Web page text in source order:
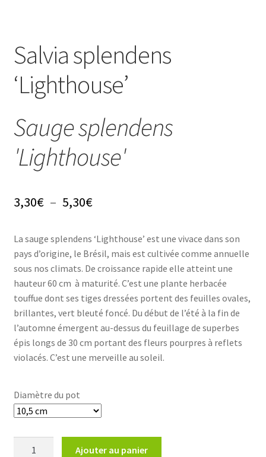
L’emballage
Avis
Salvia splendens
‘Lighthouse’
Sauge splendens
'Lighthouse'
3,30€ – 5,30€Plage
prix :
3,30€
à
5,30€
La sauge splendens ‘Lighthouse’ est une vivace dans son
pays d’origine, le Brésil, mais est cultivée comme annuelle
sous nos climats. De croissance rapide elle atteint une
hauteur 60 cm à maturité. C’est une plante herbacée
touffue dont ses tiges dressées portent des feuilles ovales,
brillantes, vert bleuté foncé. Du début de l’été à la fin de
l’automne émergent au-dessus du feuillage de superbes
épis longs de 30 cm portant des fleurs pourpres à reflets
violacés. C’est une merveille au soleil.
Diamètre du pot
Ajouter au panier